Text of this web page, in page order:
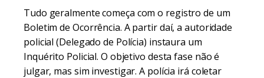
Tudo geralmente começa com o registro de um
Boletim de Ocorrência. A partir daí, a autoridade
policial (Delegado de Polícia) instaura um
Inquérito Policial. O objetivo desta fase não é
julgar, mas sim investigar. A polícia irá coletar